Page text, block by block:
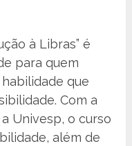
à Libras” é
para quem
que
Com a
Univesp, o curso
além de